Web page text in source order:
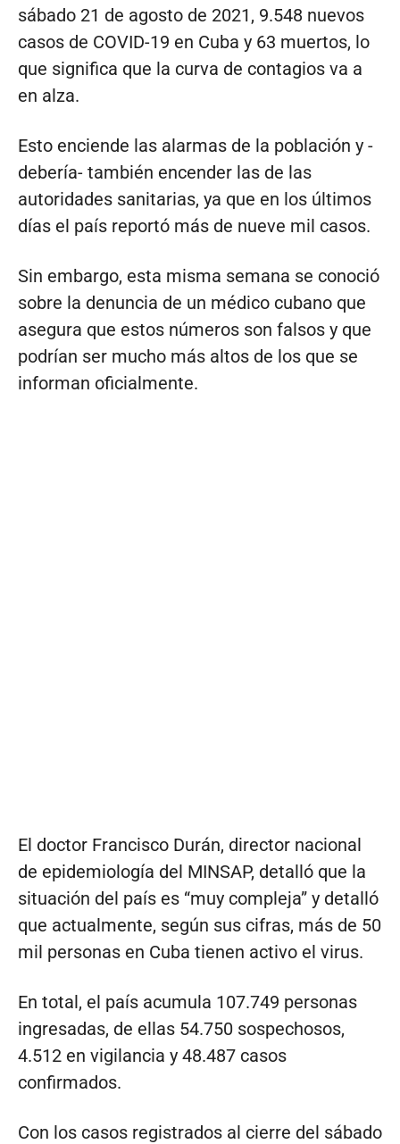
sábado 21 de agosto de 2021, 9.548 nuevos
casos de COVID-19 en Cuba y 63 muertos, lo
que significa que la curva de contagios va a
en alza.
Esto enciende las alarmas de la población y -
debería- también encender las de las
autoridades sanitarias, ya que en los últimos
días el país reportó más de nueve mil casos.
Sin embargo, esta misma semana se conoció
sobre la denuncia de un médico cubano que
asegura que estos números son falsos y que
podrían ser mucho más altos de los que se
informan oficialmente.
El doctor Francisco Durán, director nacional
de epidemiología del MINSAP, detalló que la
situación del país es “muy compleja” y detalló
que actualmente, según sus cifras, más de 50
mil personas en Cuba tienen activo el virus.
En total, el país acumula 107.749 personas
ingresadas, de ellas 54.750 sospechosos,
4.512 en vigilancia y 48.487 casos
confirmados.
Con los casos registrados al cierre del sábado